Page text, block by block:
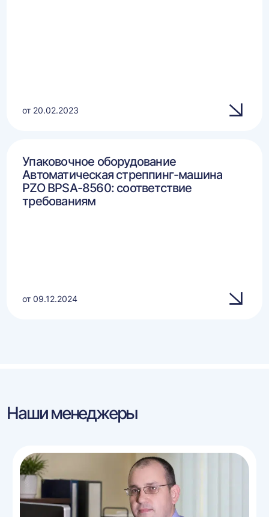
от 20.02.2023
Упаковочное оборудование
Автоматическая стреппинг-машина
PZO BPSA-8560: соответствие
требованиям
от 09.12.2024
Наши менеджеры